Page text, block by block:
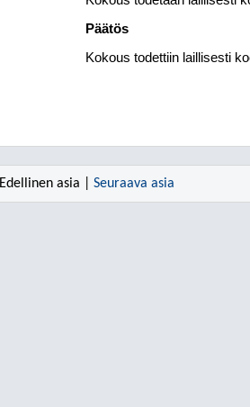
Päätös
Kokous todettiin laillisesti
Edellinen asia | Seuraava asia